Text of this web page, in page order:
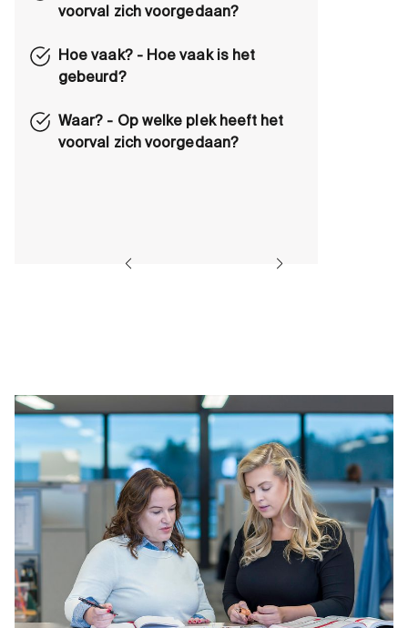
voorval zich voorgedaan?
Hoe vaak? - Hoe vaak is het
gebeurd?
Waar? - Op welke plek heeft het
voorval zich voorgedaan?